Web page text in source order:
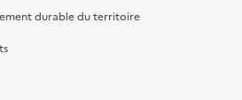
durable du territoire